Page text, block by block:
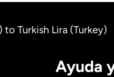
Turkish Lira (Turkey)
Ayuda